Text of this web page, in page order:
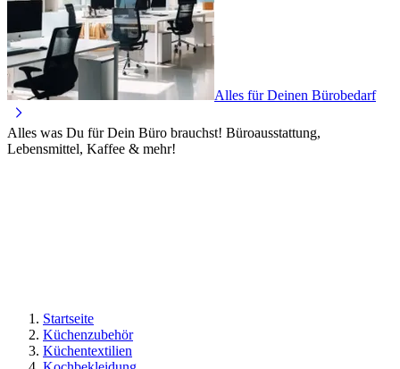
Alles für Deinen Bürobedarf
Alles was Du für Dein Büro brauchst! Büroausstattung,
Lebensmittel, Kaffee & mehr!
Startseite
Küchenzubehör
Küchentextilien